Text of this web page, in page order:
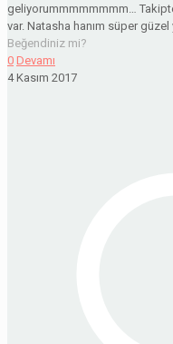
geliyorummmmmmmm…
var. Natasha hanım süper güzel
Beğendiniz mi?
0 Devamı
4 Kasım 2017